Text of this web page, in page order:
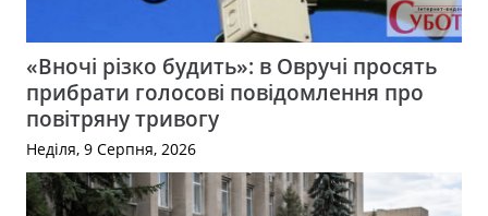
«Вночі різко будить»: в Овручі просять
прибрати голосові повідомлення про
повітряну тривогу
Неділя, 9 Серпня, 2026